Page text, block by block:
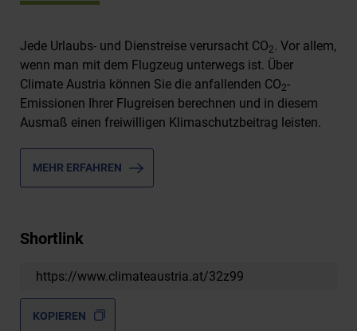
Jede Urlaubs- und Dienstreise verursacht CO2. Vor allem,
wenn man mit dem Flugzeug unterwegs ist. Über
Climate Austria können Sie die anfallenden CO2-
Emissionen Ihrer Flugreisen berechnen und in diesem
Ausmaß einen freiwilligen Klimaschutzbeitrag leisten.
MEHR ERFAHREN
Shortlink
https://www.climateaustria.at/32z99
KOPIEREN